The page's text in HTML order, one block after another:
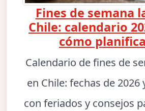
Fines de semana
Chile: calendario
cómo
Calendario de fines de
en Chile: fechas de 2026
con feriados y consejos